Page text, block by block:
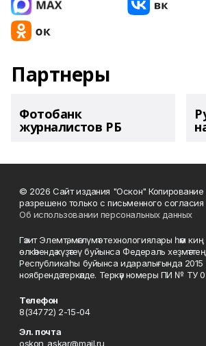
Партнеры
Фотобанк
журналистов РБ
© 2026 Сайт издания "Оскон"
разрешено только с письменного
Об использовании персональных данных
Гәзит Элемтә, мәғлүмәт технологиялары һәм
өлкәһендә күҙәтеү буйынса Федераль
Республикаһы буйынса идаралығында
ноябрендә теркәлде. Теркәү номеры ПИ № ТУ
Телефон
8(34772) 2-15-04
Эл. почта
oskon_askar@mail.ru